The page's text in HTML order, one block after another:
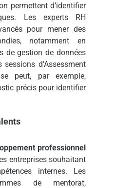
permettent d’identifier
Les experts RH
pour mener des
notamment en
de gestion de données
d’Assessment
peut, par exemple,
précis pour identifier
professionnel
entreprises souhaitant
internes. Les
de mentorat,